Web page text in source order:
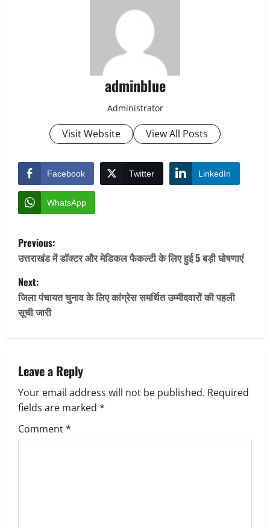
adminblue
Administrator
Visit Website View All Posts
Facebook Twitter LinkedIn
WhatsApp
P
o
s
t
a
v
i
g
Previous:
उत्तराखंड में डॉक्टर और मेडिकल फैकल्टी के लिए हुई 5 बड़ी घोषणाएं
Next:
जिला पंचायत चुनाव के लिए कांग्रेस समर्थित उम्मीदवारों की पहली
सूची जारी
Leave a Reply
Your email address will not be published. Required
fields are marked *
Comment*